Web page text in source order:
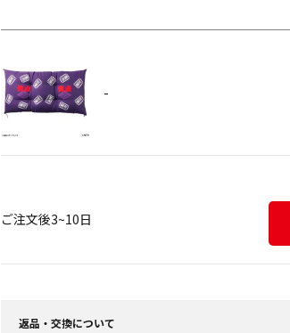
-
ご注文後3~10日
返品・交換について